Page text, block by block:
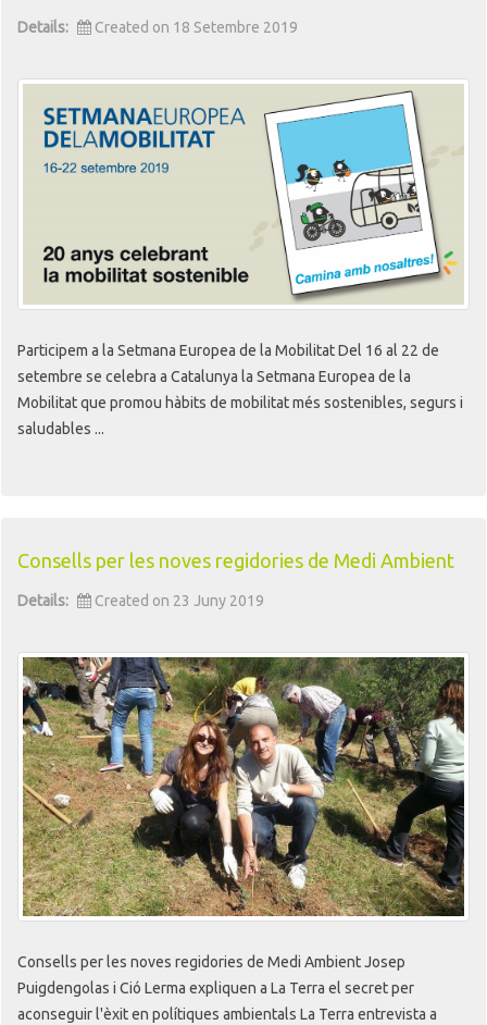
Details: Created on 18 Setembre 2019
Participem a la Setmana Europea de la Mobilitat Del 16 al 22 de
setembre se celebra a Catalunya la Setmana Europea de la
Mobilitat que promou hàbits de mobilitat més sostenibles, segurs i
saludables ...
Consells per les noves regidories de Medi Ambient
Details: Created on 23 Juny 2019
Consells per les noves regidories de Medi Ambient Josep
Puigdengolas i Ció Lerma expliquen a La Terra el secret per
aconseguir l'èxit en polítiques ambientals La Terra entrevista a